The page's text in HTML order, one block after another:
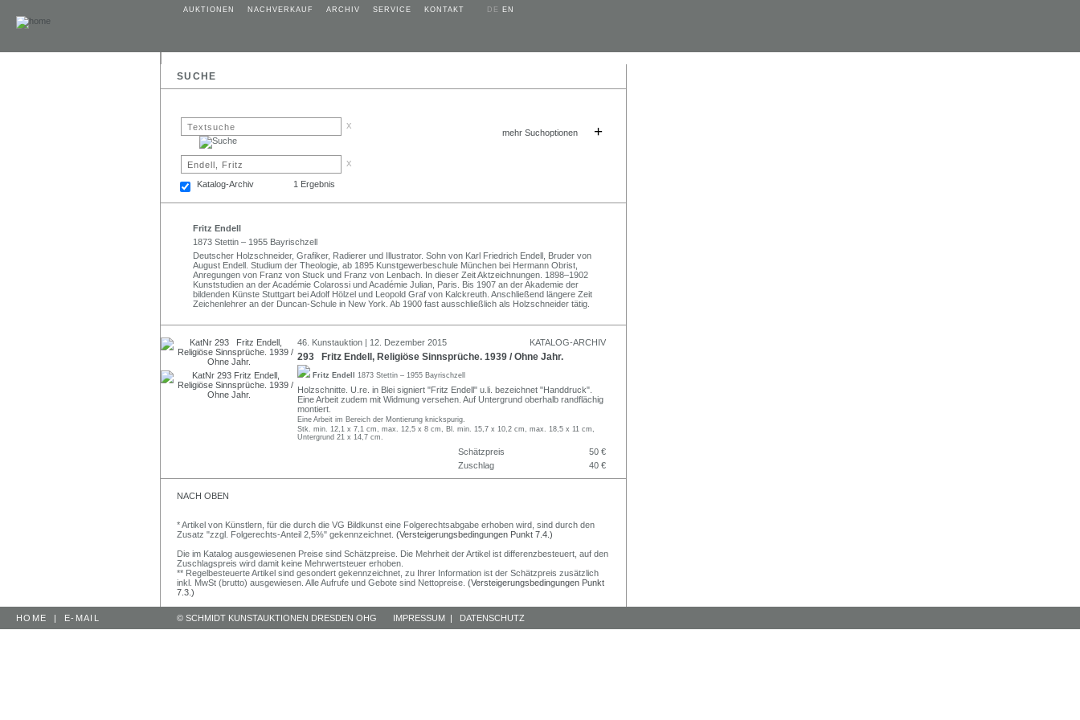
AUKTIONEN NACHVERKAUF ARCHIV SERVICE KONTAKT DE EN
SUCHE
x
mehr Suchoptionen +
x
Katalog-Archiv 1 Ergebnis
Fritz Endell
1873 Stettin – 1955 Bayrischzell
Deutscher Holzschneider, Grafiker, Radierer und Illustrator. Sohn von Karl Friedrich Endell, Bruder von
August Endell. Studium der Theologie, ab 1895 Kunstgewerbeschule München bei Hermann Obrist,
Anregungen von Franz von Stuck und Franz von Lenbach. In dieser Zeit Aktzeichnungen. 1898–1902
Kunststudien an der Académie Colarossi und Académie Julian, Paris. Bis 1907 an der Akademie der
bildenden Künste Stuttgart bei Adolf Hölzel und Leopold Graf von Kalckreuth. Anschließend längere Zeit
Zeichenlehrer an der Duncan-Schule in New York. Ab 1900 fast ausschließlich als Holzschneider tätig.
46. Kunstauktion | 12. Dezember 2015 KATALOG-ARCHIV
293 Fritz Endell, Religiöse Sinnsprüche. 1939 / Ohne Jahr.
Fritz Endell 1873 Stettin – 1955 Bayrischzell
Holzschnitte. U.re. in Blei signiert "Fritz Endell" u.li. bezeichnet "Handdruck".
Eine Arbeit zudem mit Widmung versehen. Auf Untergrund oberhalb randflächig
montiert.
Eine Arbeit im Bereich der Montierung knickspurig.
Stk. min. 12,1 x 7,1 cm, max. 12,5 x 8 cm, Bl. min. 15,7 x 10,2 cm, max. 18,5 x 11 cm,
Untergrund 21 x 14,7 cm.
Schätzpreis
50 €
Zuschlag
40 €
NACH OBEN
* Artikel von Künstlern, für die durch die VG Bildkunst eine Folgerechtsabgabe erhoben wird, sind durch den
Zusatz "zzgl. Folgerechts-Anteil 2,5%" gekennzeichnet. (Versteigerungsbedingungen Punkt 7.4.)
Die im Katalog ausgewiesenen Preise sind Schätzpreise. Die Mehrheit der Artikel ist differenzbesteuert, auf den
Zuschlagspreis wird damit keine Mehrwertsteuer erhoben.
** Regelbesteuerte Artikel sind gesondert gekennzeichnet, zu Ihrer Information ist der Schätzpreis zusätzlich
inkl. MwSt (brutto) ausgewiesen. Alle Aufrufe und Gebote sind Nettopreise. (Versteigerungsbedingungen Punkt
7.3.)
HOME | E-MAIL © SCHMIDT KUNSTAUKTIONEN DRESDEN OHG IMPRESSUM | DATENSCHUTZ